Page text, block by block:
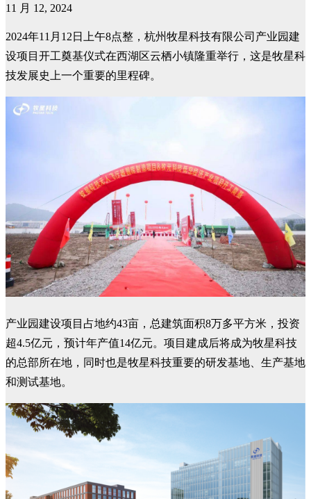
11 月 12, 2024
2024年11月12日上午8点整，杭州牧星科技有限公司产业园建
设项目开工奠基仪式在西湖区云栖小镇隆重举行，这是牧星科
技发展史上一个重要的里程碑。
产业园建设项目占地约43亩，总建筑面积8万多平方米，投资
超4.5亿元，预计年产值14亿元。项目建成后将成为牧星科技
的总部所在地，同时也是牧星科技重要的研发基地、生产基地
和测试基地。